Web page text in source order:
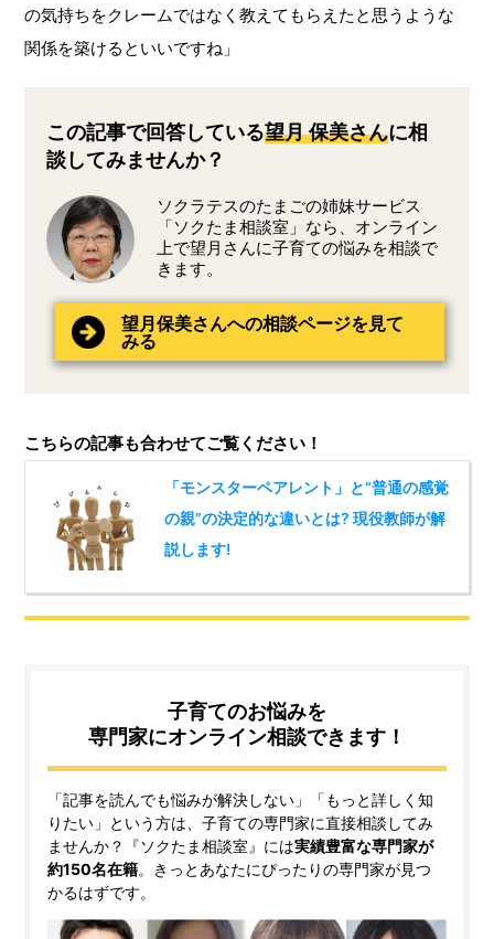
の気持ちをクレームではなく教えてもらえたと思うような
関係を築けるといいですね」
この記事で回答している望月 保美さんに相
談してみませんか？
ソクラテスのたまごの姉妹サービス
「ソクたま相談室」なら、オンライン
上で望月さんに子育ての悩みを相談で
きます。
望月保美さんへの相談ページを見て
みる
こちらの記事も合わせてご覧ください！
「モンスターペアレント」と“普通の感覚
の親”の決定的な違いとは? 現役教師が解
説します!
子育てのお悩みを
専門家にオンライン相談できます！
「記事を読んでも悩みが解決しない」「もっと詳しく知
りたい」という方は、子育ての専門家に直接相談してみ
ませんか？『ソクたま相談室』には実績豊富な専門家が
約150名在籍。きっとあなたにぴったりの専門家が見つ
かるはずです。